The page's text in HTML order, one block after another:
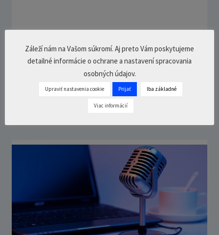
Príprava štátneho prevratu? Vražda
Jána Kuciaka nepostavila novinárov na
nohy – Jana Teleki
min.
Záleží nám na Vašom súkromí. Aj preto Vám poskytujeme
detailné informácie o ochrane a nastavení spracovania
osobných údajov.
Upraviť nastavenia cookie Prijať Iba základné
Viac informácií